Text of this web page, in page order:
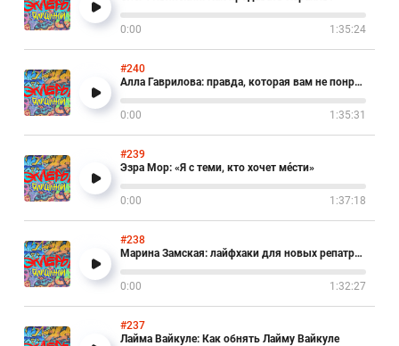
0:00 1:35:24
#240
Алла Гаврилова: правда, которая вам не понравится
0:00 1:35:31
#239
Эзра Мор: «Я с теми, кто хочет мéсти»
0:00 1:37:18
#238
Марина Замская: лайфхаки для новых репатриантов
0:00 1:32:27
#237
Лайма Вайкуле: Как обнять Лайму Вайкуле